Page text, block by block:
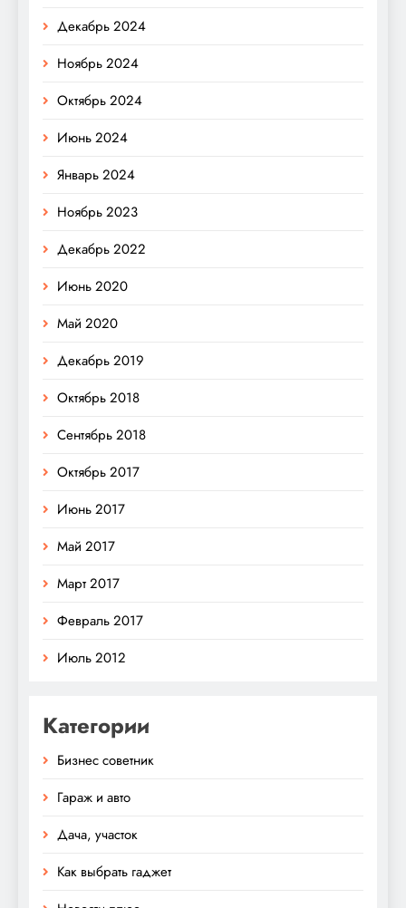
Декабрь 2024
Ноябрь 2024
Октябрь 2024
Июнь 2024
Январь 2024
Ноябрь 2023
Декабрь 2022
Июнь 2020
Май 2020
Декабрь 2019
Октябрь 2018
Сентябрь 2018
Октябрь 2017
Июнь 2017
Май 2017
Март 2017
Февраль 2017
Июль 2012
Категории
Бизнес советник
Гараж и авто
Дача, участок
Как выбрать гаджет